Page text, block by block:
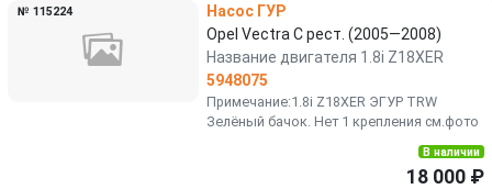
№ 115224
Насос ГУР
Opel Vectra C рест. (2005—2008)
Название двигателя 1.8i Z18XER
5948075
Примечание:1.8i Z18XER ЭГУР TRW
Зелёный бачок. Нет 1 крепления см.фото
В наличии
18 000 ₽